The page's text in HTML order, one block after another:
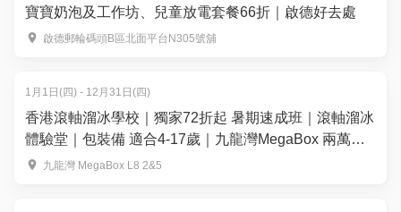
寶寶奶泡及工作坊、兒童放電套餐66折｜啟德好去處
啟德郵輪碼頭B區北面平台N305號舖
1月1日(四) - 12月31日(四)
香港滾軸溜冰學校｜獨家72折起 暑期速成班｜滾軸溜冰
體驗堂｜包裝備 適合4-17歲｜九龍灣MegaBox 兩萬呎
全港最大室內滾軸溜冰場 全場無柱空間
九龍灣 MegaBox L8 2&5